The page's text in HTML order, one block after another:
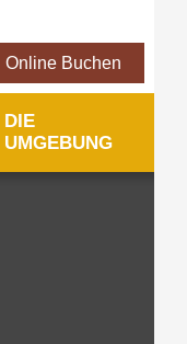
Online Buchen
DIE
UMGEBUNG